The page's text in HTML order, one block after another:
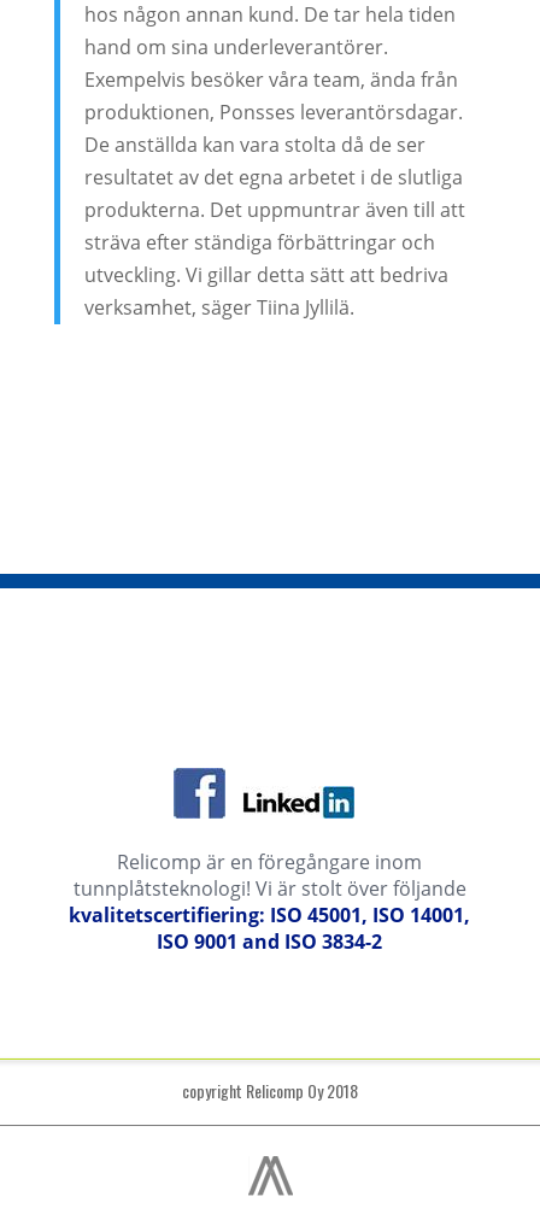
hos någon annan kund. De tar hela tiden
hand om sina underleverantörer.
Exempelvis besöker våra team, ända från
produktionen, Ponsses leverantörsdagar.
De anställda kan vara stolta då de ser
resultatet av det egna arbetet i de slutliga
produkterna. Det uppmuntrar även till att
sträva efter ständiga förbättringar och
utveckling. Vi gillar detta sätt att bedriva
verksamhet, säger Tiina Jyllilä.
Relicomp är en föregångare inom
tunnplåtsteknologi! Vi är stolt över följande
kvalitetscertifiering: ISO 45001, ISO 14001,
ISO 9001 and ISO 3834-2
copyright Relicomp Oy 2018